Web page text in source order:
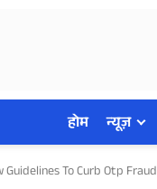
होम न्यूज़
To Curb Otp Fraud